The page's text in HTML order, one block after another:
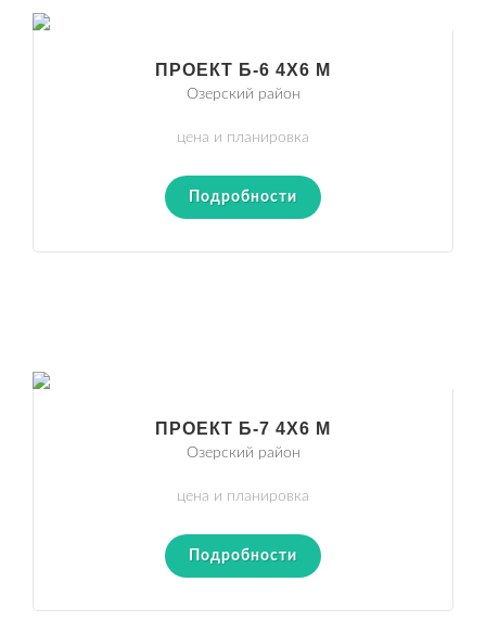
ПРОЕКТ Б-6 4Х6 М
Озерский район
цена и планировка
Подробности
ПРОЕКТ Б-7 4Х6 М
Озерский район
цена и планировка
Подробности